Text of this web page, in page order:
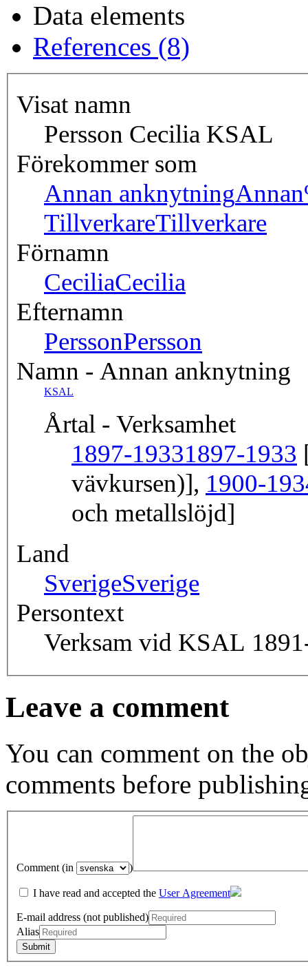
Data elements
References (8)
Visat namn
Persson Cecilia KSAL
Förekommer som
Annan anknytning
TillverkareTillverkare
Förnamn
CeciliaCecilia
Efternamn
PerssonPersson
Namn - Annan anknytning
KSAL
Årtal - Verksamhet
1897-19331897-1933
vävkursen)], 1900-
och metallslöjd]
Land
SverigeSverige
Persontext
Verksam vid KSAL
Leave a comment
You can comment on the
comments before
Comment (in )
I have read and accepted the User Agreement
E-mail address (not published)
Alias